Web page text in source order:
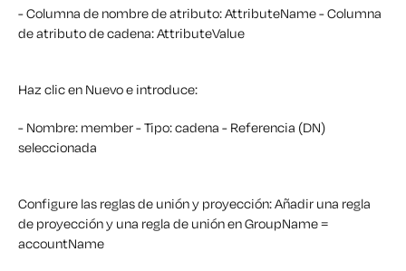
- Columna de nombre de atributo: AttributeName- Columna
de atributo de cadena: AttributeValue
Haz clic en Nuevo e introduce:
- Nombre: member- Tipo: cadena - Referencia (DN)
seleccionada
Configure las reglas de unión y proyección: Añadir una regla
de proyección y una regla de unión en GroupName =
accountName